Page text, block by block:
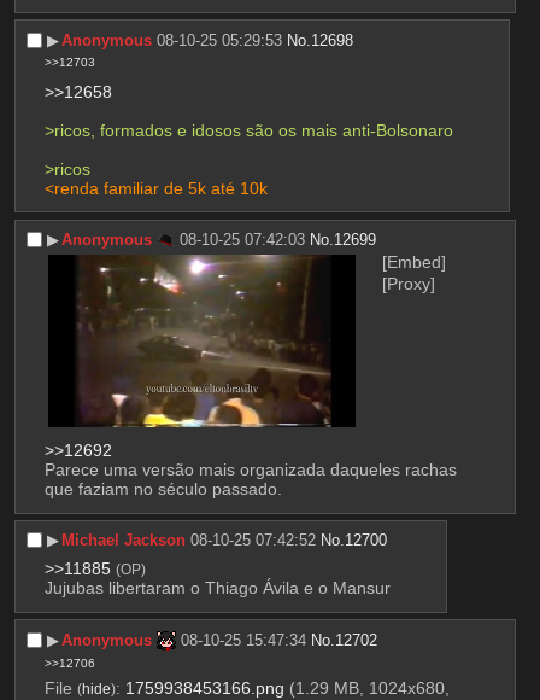
▶︎Anonymous 08-10-25 05:29:53 No. 12698
>>12703
>>12658
>ricos, formados e idosos são os mais anti-Bolsonaro
>ricos
<renda familiar de 5k até 10k
▶︎Anonymous 08-10-25 07:42:03 No.12699
[Embed]
[Proxy]
>>12692
Parece uma versão mais organizada daqueles rachas
que faziam no século passado.
▶︎ Michael Jackson 08-10-25 07:42:52 No.12700
>>11885 (OP)
Jujubas libertaram o Thiago Ávila e o Mansur
▶︎Anonymous 08-10-25 15:47:34 No. 12702
>>12706
File (hide): 1759938453166.png (1.29 MB, 1024x680,